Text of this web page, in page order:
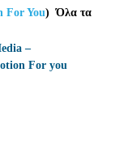
For You) Όλα τα
–
For you